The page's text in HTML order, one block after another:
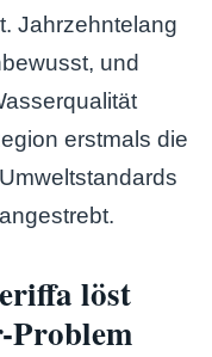
Jahrzehntelang
und
erstmals die
löst
Problem